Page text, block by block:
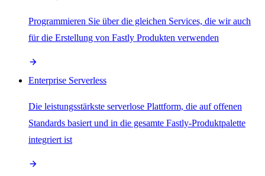
Programmieren Sie über die gleichen Services, die wir auch
für die Erstellung von Fastly Produkten verwenden
Enterprise Serverless
Die leistungsstärkste serverlose Plattform, die auf offenen
Standards basiert und in die gesamte Fastly-Produktpalette
integriert ist